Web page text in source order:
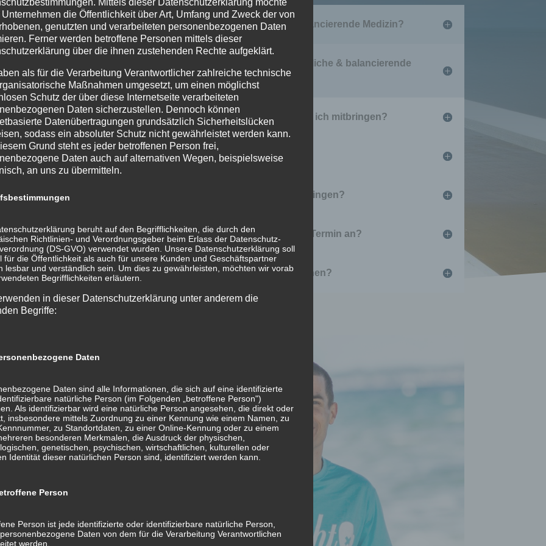
&
Medizin?
Du die Antworten →
Was ist sanfte, natürliche & balancierende Medizin?
Was beinhaltet die sanfte, natürliche & balancierende
Medizin?
Welche Voraussetzungen sollte ich mitbringen?
Wo findet mein Termin statt?
Was sollte ich zum Termin mitbringen?
Welche Kosten fallen für einen Termin an?
Wie kann ich einen Termin buchen?
Mittels dieser Datenschutzerklärung möchte
Unternehmen die Öffentlichkeit über Art, Umfang und Zweck der von
genutzten und verarbeiteten personenbezogenen Daten
Ferner werden betroffene Personen mittels dieser
über die ihnen zustehenden Rechte aufgeklärt.
als für die Verarbeitung Verantwortlicher zahlreiche technische
Maßnahmen umgesetzt, um einen möglichst
Schutz der über diese Internetseite verarbeiteten
Daten sicherzustellen. Dennoch können
Datenübertragungen grundsätzlich Sicherheitslücken
sodass ein absoluter Schutz nicht gewährleistet werden kann.
Grund steht es jeder betroffenen Person frei,
Daten auch auf alternativen Wegen, beispielsweise
an uns zu übermitteln.
beruht auf den Begrifflichkeiten, die durch den
Richtlinien- und Verordnungsgeber beim Erlass der Datenschutz-
(DS-GVO) verwendet wurden. Unsere Datenschutzerklärung soll
für die Öffentlichkeit als auch für unsere Kunden und Geschäftspartner
lesbar und verständlich sein. Um dies zu gewährleisten, möchten wir vorab
Begrifflichkeiten erläutern.
in dieser Datenschutzerklärung unter anderem die
Begriffe:
Daten
Daten sind alle Informationen, die sich auf eine identifizierte
natürliche Person (im Folgenden „betroffene Person")
Als identifizierbar wird eine natürliche Person angesehen, die direkt oder
insbesondere mittels Zuordnung zu einer Kennung wie einem Namen, zu
zu Standortdaten, zu einer Online-Kennung oder zu einem
besonderen Merkmalen, die Ausdruck der physischen,
genetischen, psychischen, wirtschaftlichen, kulturellen oder
Identität dieser natürlichen Person sind, identifiziert werden kann.
Person
Person ist jede identifizierte oder identifizierbare natürliche Person,
Daten von dem für die Verarbeitung Verantwortlichen
werden.